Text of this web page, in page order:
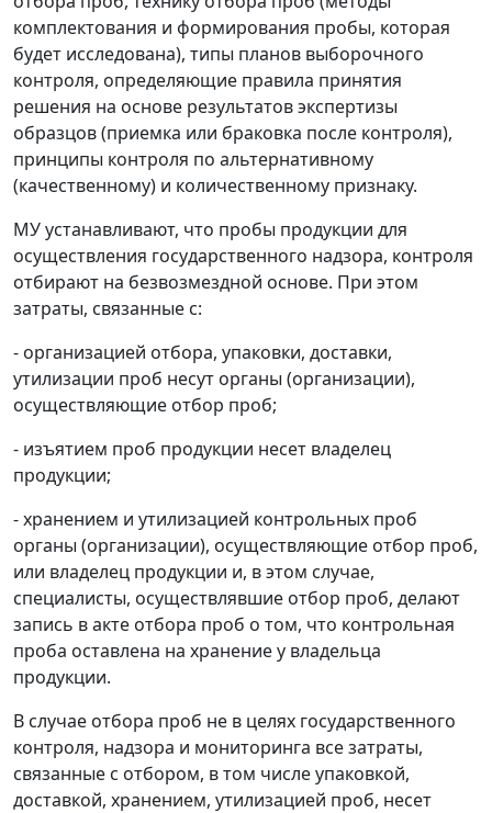
комплектования и формирования пробы, которая
будет исследована), типы планов выборочного
контроля, определяющие правила принятия
решения на основе результатов экспертизы
образцов (приемка или браковка после контроля),
принципы контроля по альтернативному
(качественному) и количественному признаку.
МУ устанавливают, что пробы продукции для
осуществления государственного надзора, контроля
отбирают на безвозмездной основе. При этом
затраты, связанные с:
- организацией отбора, упаковки, доставки,
утилизации проб несут органы (организации),
осуществляющие отбор проб;
- изъятием проб продукции несет владелец
продукции;
- хранением и утилизацией контрольных проб
органы (организации), осуществляющие отбор проб,
или владелец продукции и, в этом случае,
специалисты, осуществлявшие отбор проб, делают
запись в акте отбора проб о том, что контрольная
проба оставлена на хранение у владельца
продукции.
В случае отбора проб не в целях государственного
контроля, надзора и мониторинга все затраты,
связанные с отбором, в том числе упаковкой,
доставкой, хранением, утилизацией проб, несет